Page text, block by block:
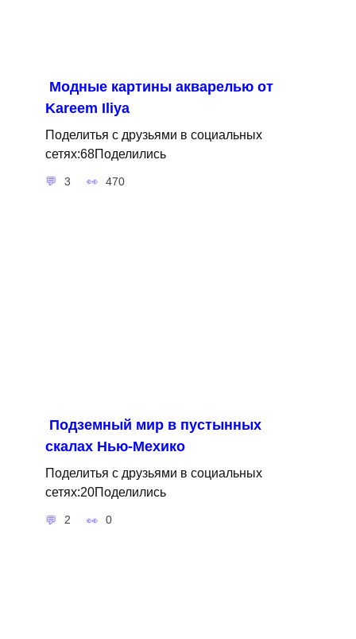
Модные картины акварелью от
Kareem Iliya
Поделитья с друзьями в социальных
сетях:68Поделились
3 470
Подземный мир в пустынных
скалах Нью-Мехико
Поделитья с друзьями в социальных
сетях:20Поделились
2 0